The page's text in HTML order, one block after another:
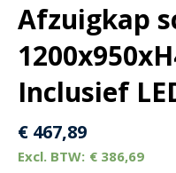
Afzuigkap
Inclusief
€ 467,89
€ 386,69